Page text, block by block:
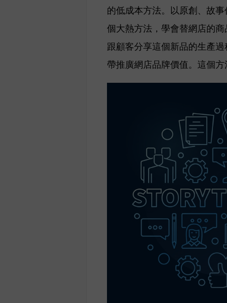
的低成本方法。以原創、故事
個大熱方法，學會替網店的
跟顧客分享這個新品的生產
帶推廣網店品牌價值。這個